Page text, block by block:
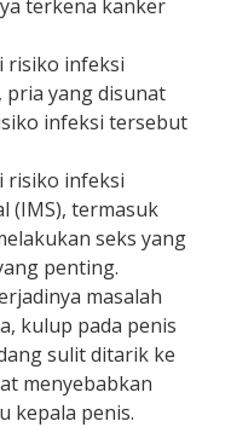
terkena kanker
risiko infeksi
pria yang disunat
infeksi tersebut
risiko infeksi
(IMS), termasuk
seks yang
penting.
masalah
kulup pada penis
sulit ditarik ke
menyebabkan
kepala penis.